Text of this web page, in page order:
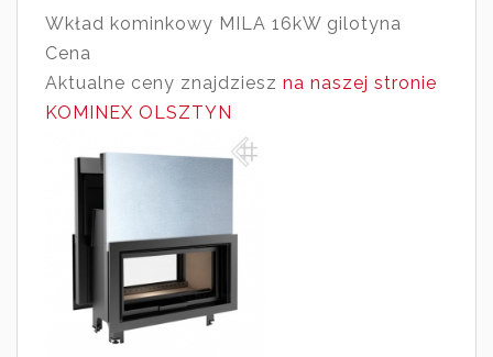
Wkład kominkowy MILA 16kW gilotyna
Cena
Aktualne ceny znajdziesz na naszej stronie
KOMINEX OLSZTYN